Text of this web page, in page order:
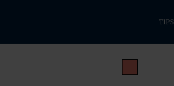
TIPS